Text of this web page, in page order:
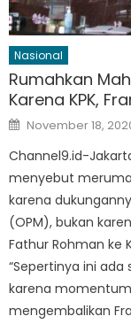
Nasional
Rumahkan
Karena KPK,
Posted
on
November 18,
Channel9.id-
menyebut
karena
(OPM), bukan
Fathur Rohman ke
“Sepertinya ini
karena
mengembalikan